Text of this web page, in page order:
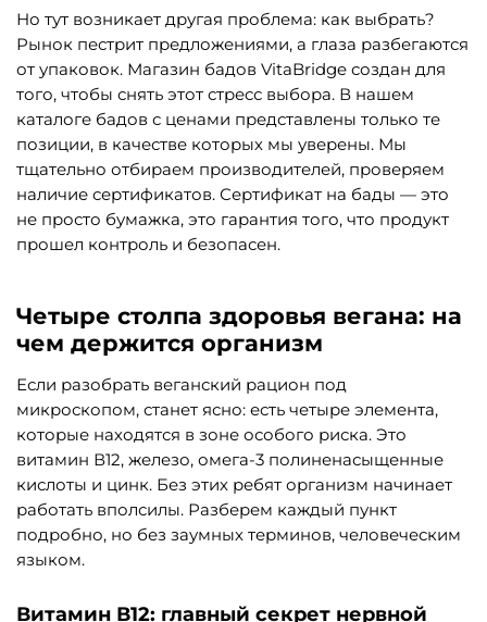
Но тут возникает другая проблема: как выбрать?
Рынок пестрит предложениями, а глаза разбегаются
от упаковок. Магазин бадов VitaBridge создан для
того, чтобы снять этот стресс выбора. В нашем
каталоге бадов с ценами представлены только те
позиции, в качестве которых мы уверены. Мы
тщательно отбираем производителей, проверяем
наличие сертификатов. Сертификат на бады — это
не просто бумажка, это гарантия того, что продукт
прошел контроль и безопасен.
Четыре столпа здоровья вегана: на
чем держится организм
Если разобрать веганский рацион под
микроскопом, станет ясно: есть четыре элемента,
которые находятся в зоне особого риска. Это
витамин В12, железо, омега-3 полиненасыщенные
кислоты и цинк. Без этих ребят организм начинает
работать вполсилы. Разберем каждый пункт
подробно, но без заумных терминов, человеческим
языком.
Витамин В12: главный секрет нервной